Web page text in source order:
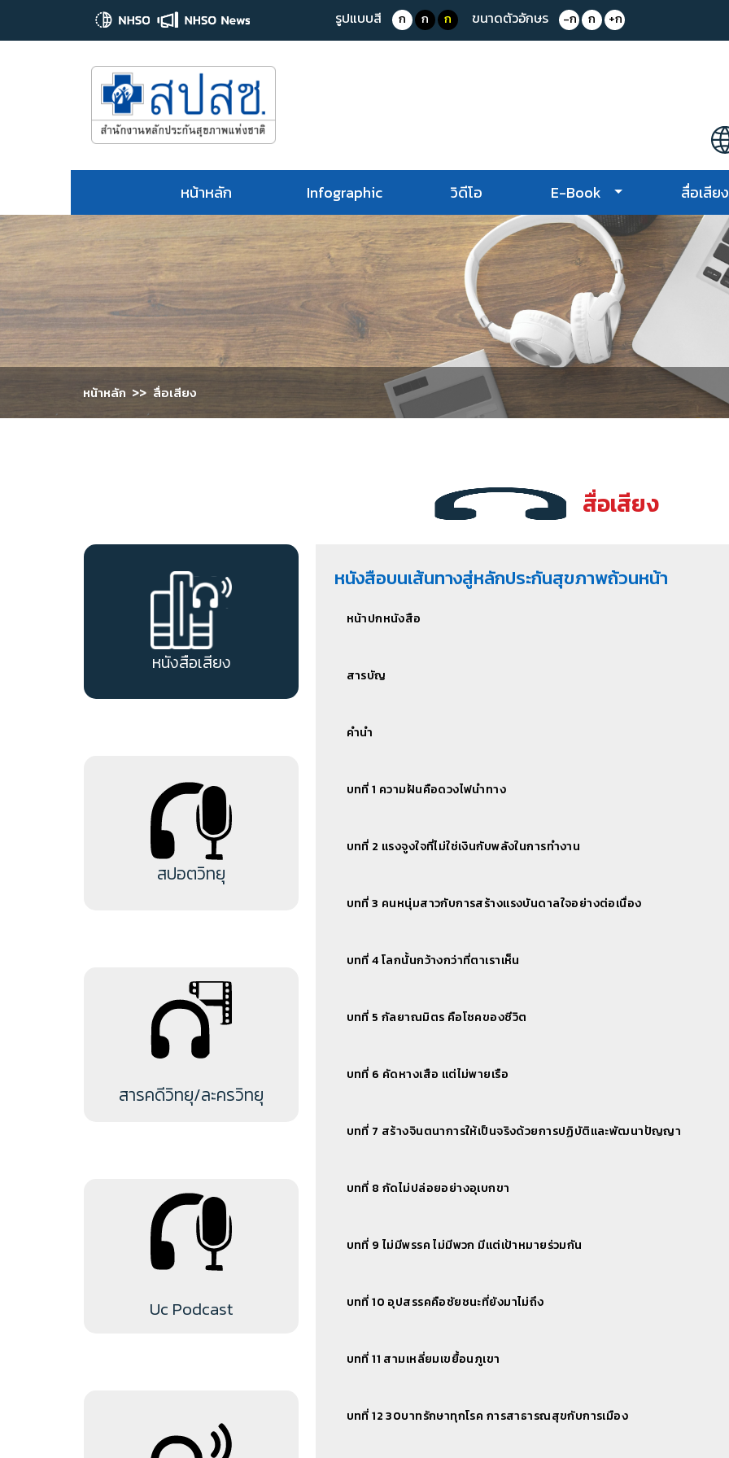
รูปแบบสี ก ก ก ขนาดตัวอักษร -ก ก +ก
หน้าหลัก Infographic วิดีโอ E-Book สื่อเสียง
หน้าหลัก >> สื่อเสียง
สื่อเสียง
หนังสือเสียง
หนังสือบนเส้นทางสู่หลักประกันสุขภาพถ้วนหน้า
หน้าปกหนังสือ
สารบัญ
คำนำ
บทที่ 1 ความฝันคือดวงไฟนำทาง
บทที่ 2 แรงจูงใจที่ไม่ใช่เงินกับพลังในการทำงาน
บทที่ 3 คนหนุ่มสาวกับการสร้างแรงบันดาลใจอย่างต่อเนื่อง
บทที่ 4 โลกนั้นกว้างกว่าที่ตาเราเห็น
บทที่ 5 กัลยาณมิตร คือโชคของชีวิต
บทที่ 6 คัดหางเสือ แต่ไม่พายเรือ
บทที่ 7 สร้างจินตนาการให้เป็นจริงด้วยการปฏิบัติและพัฒนาปัญญา
บทที่ 8 กัดไม่ปล่อยอย่างอุเบกขา
บทที่ 9 ไม่มีพรรค ไม่มีพวก มีแต่เป้าหมายร่วมกัน
บทที่ 10 อุปสรรคคือชัยชนะที่ยังมาไม่ถึง
บทที่ 11 สามเหลี่ยมเขยื้อนภูเขา
บทที่ 12 30บาทรักษาทุกโรค การสาธารณสุขกับการเมือง
สปอตวิทยุ
สปสช.เขต - สปอตวิทยุ 30 วินาที
Spot วิทยุ 1 : มะเร็งรักษาได้ทุกที่ที่พร้อม ไม่ต้องใช้ใบส่งตัว
Spot วิทยุ 2 : มะเร็งรักษาได้ทุกที่ที่พร้อม ไม่ต้องใช้ใบส่งตัว V.2
Spot วิทยุ 3 : จองคิว-นัดหมาย ฉีดวัคซีนไข้หวัดใหญ่
Spot วิทยุ 4 : เปลี่ยนปุ๊บ สิทธิเกิดปั๊บ (การย้ายสิทธิ)
Spot วิทยุ 5 : “เปลี่ยนสถานพยาบาลสิทธิบัตรทองได้ง่ายๆ แค่ปลายนิ้ว ใช้สิท
สปอตวิทยุ ชุด ฝ่าวิกฤติ โควิด -19
สารคดีวิทยุ/ละครวิทยุ
สารคดีวิทยุ ชุด ดีใจได้ดูแล...ให้คนไทยมีสุขภาพ
สารคดีวิทยุ ตอนที่ 2 - สายด่วน สปสช 1330
สารคดีวิทยุ ตอนที่ 5 - สิทธิบัตรทองกรณีเจ็บป่วยฉุกเฉินวิกฤต
สารคดีวิทยุ ตอนที่ 7 - เพร็พพระองค์โสม กับ สิทธิบัตรทอง
สารคดีวิทยุ ตอนที่ 9 - ช่องทางติดต่อสื่อสารเรื่องการใช้สิทธิ
Uc Podcast